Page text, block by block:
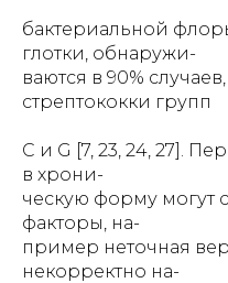
бактериальной
глотки, обнаружи-
ваются в 90%
стрептококки групп
C и G [7, 23, 24, 27].
в хрони-
ческую форму могут
факторы, на-
пример неточная
некорректно на-